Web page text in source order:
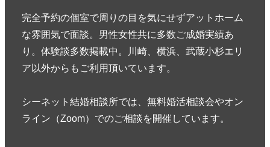
完全予約の個室で周りの目を気にせずアットホーム
な雰囲気で面談。男性女性共に多数ご成婚実績あ
り。体験談多数掲載中。川崎、横浜、武蔵小杉エリ
ア以外からもご利用頂いています。
シーネット結婚相談所では、無料婚活相談会やオン
ライン（Zoom）でのご相談を開催しています。